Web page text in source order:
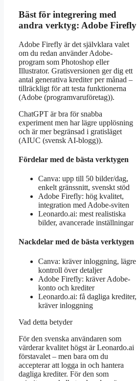
Bäst för integrering med
andra verktyg: Adobe Firefly
Adobe Firefly är det självklara valet
om du redan använder Adobe-
program som Photoshop eller
Illustrator. Gratisversionen ger dig ett
antal generativa krediter per månad –
tillräckligt för att testa funktionerna
(Adobe (programvaruföretag)).
ChatGPT är bra för snabba
experiment men har lägre upplösning
och är mer begränsad i gratisläget
(AIUC (svensk AI-blogg)).
Fördelar med de bästa verktygen
Canva: upp till 50 bilder/dag,
enkelt gränssnitt, svenskt stöd
Adobe Firefly: hög kvalitet,
integration med Adobe-sviten
Leonardo.ai: mest realistiska
bilder, avancerade inställningar
Nackdelar med de bästa verktygen
Canva: kräver inloggning, lägre
kontroll över detaljer
Adobe Firefly: kräver Adobe-
konto och krediter
Leonardo.ai: få dagliga krediter,
kräver inloggning
Vad detta betyder
För den svenska användaren som
värderar kvalitet högst är Leonardo.ai
förstavalet – men bara om du
accepterar att logga in och hantera
dagliga krediter. För den som